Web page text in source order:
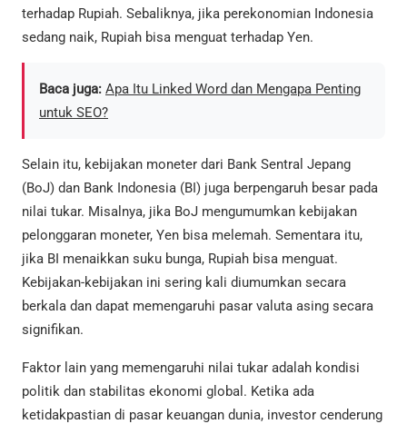
terhadap Rupiah. Sebaliknya, jika perekonomian Indonesia
sedang naik, Rupiah bisa menguat terhadap Yen.
Baca juga: Apa Itu Linked Word dan Mengapa Penting
untuk SEO?
Selain itu, kebijakan moneter dari Bank Sentral Jepang
(BoJ) dan Bank Indonesia (BI) juga berpengaruh besar pada
nilai tukar. Misalnya, jika BoJ mengumumkan kebijakan
pelonggaran moneter, Yen bisa melemah. Sementara itu,
jika BI menaikkan suku bunga, Rupiah bisa menguat.
Kebijakan-kebijakan ini sering kali diumumkan secara
berkala dan dapat memengaruhi pasar valuta asing secara
signifikan.
Faktor lain yang memengaruhi nilai tukar adalah kondisi
politik dan stabilitas ekonomi global. Ketika ada
ketidakpastian di pasar keuangan dunia, investor cenderung